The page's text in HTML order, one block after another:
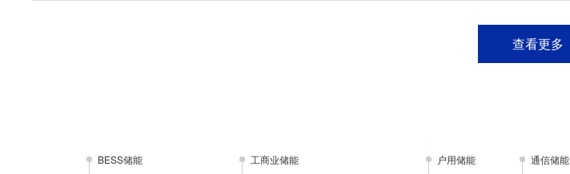
查看更多
BESS储能 工商业储能 户用储能 通信储能